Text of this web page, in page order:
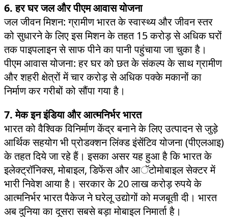
6. हर घर जल और पीएम आवास योजना
जल जीवन मिशन: ग्रामीण भारत के स्वास्थ्य और जीवन स्तर
को सुधारने के लिए इस मिशन के तहत 15 करोड़ से अधिक घरों
तक पाइपलाइन से साफ पीने का पानी पहुंचाया जा चुका है।
पीएम आवास योजना: हर घर को छत के संकल्प के साथ ग्रामीण
और शहरी क्षेत्रों में चार करोड़ से अधिक पक्के मकानों का
निर्माण कर गरीबों को सौंपा गया है।
7. मेक इन इंडिया और आत्मनिर्भर भारत
भारत को वैश्विक विनिर्माण केंद्र बनाने के लिए उत्पादन से जुड़े
आर्थिक सहयोग भी प्रोडक्शन लिंक्ड इंसेंटिव योजना (पीएलआइ)
के तहत दिये जा रहे हैं। इसका असर यह हुआ है कि भारत के
इलेक्ट्रॉनिक्स, मोबाइल, डिफेंस और आॅटोमोबाइल सेक्टर में
भारी निवेश आया है। सरकार के 20 लाख करोड़ रुपये के
आत्मनिर्भर भारत पैकेज ने घरेलू उद्योगों को मजबूती दी। भारत
अब दुनिया का दूसरा सबसे बड़ा मोबाइल निमार्ता है।